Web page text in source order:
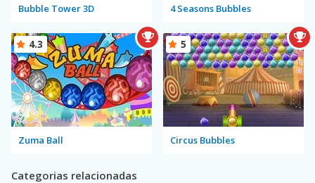
Bubble Tower 3D 4 Seasons Bubbles
Zuma Ball
4.3
Circus Bubbles
5
Categorias relacionadas